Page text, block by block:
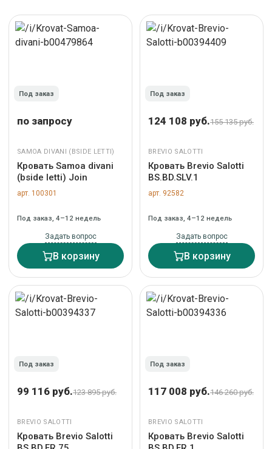
Под заказ
по запросу
SAMOA DIVANI (BSIDE LETTI)
Кровать Samoa divani
(bside letti) Join
арт. 100301
Под заказ, 4–12 недель
Задать вопрос
В корзину
Под заказ
124 108 руб.155 135 руб.
BREVIO SALOTTI
Кровать Brevio Salotti
BS.BD.SLV.1
арт. 92582
Под заказ, 4–12 недель
Задать вопрос
В корзину
Под заказ
99 116 руб.123 895 руб.
BREVIO SALOTTI
Кровать Brevio Salotti
Под заказ
117 008 руб.146 260 руб.
BREVIO SALOTTI
Кровать Brevio Salotti